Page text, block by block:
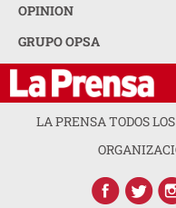
OPINION
GRUPO OPSA
LA PRENSA TODOS